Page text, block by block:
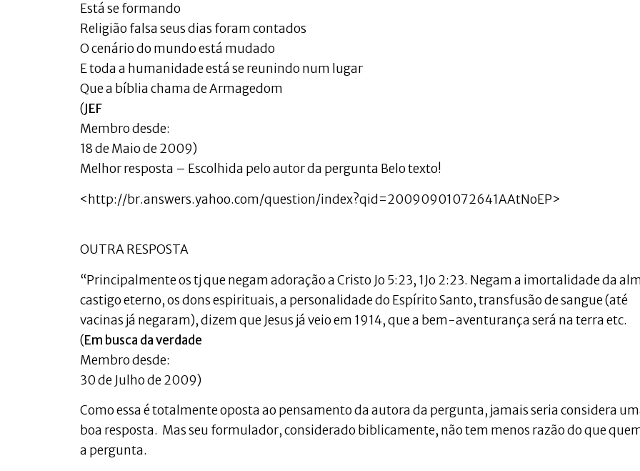
Está se formando
Religião falsa seus dias foram contados
O cenário do mundo está mudado
E toda a humanidade está se reunindo num lugar
Que a bíblia chama de Armagedom
(JEF
Membro desde:
18 de Maio de 2009)
Melhor resposta – Escolhida pelo autor da pergunta Belo texto!
<http://br.answers.yahoo.com/question/index?qid=20090901072641AAtNoEP>
OUTRA RESPOSTA
“Principalmente os tj que negam adoração a Cristo Jo 5:23, 1Jo 2:23. Negam a imortalidade da
castigo eterno, os dons espirituais, a personalidade do Espírito Santo, transfusão de sangue (até
vacinas já negaram), dizem que Jesus já veio em 1914, que a bem-aventurança será na terra etc.
(Em busca da verdade
Membro desde:
30 de Julho de 2009)
Como essa é totalmente oposta ao pensamento da autora da pergunta, jamais seria considera
boa resposta. Mas seu formulador, considerado biblicamente, não tem menos razão do que
a pergunta.